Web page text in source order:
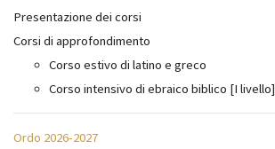
Presentazione dei corsi
Corsi di approfondimento
Corso estivo di latino e greco
Corso intensivo di ebraico biblico [I livello]
Ordo 2026-2027